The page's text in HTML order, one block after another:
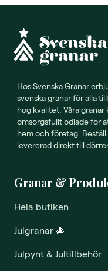
Hos Svenska Granar
svenska granar för alla
hög kvalitet. Våra
omsorgsfullt odlade för
hem och företag.
levererad direkt till
Granar &
Hela butiken
Julgranar 🎄
Julpynt & Jultillbehör